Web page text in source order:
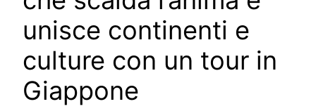
unisce continenti e
culture con un tour in
Giappone